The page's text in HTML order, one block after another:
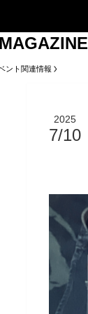
ント関連情報
2025
7/10